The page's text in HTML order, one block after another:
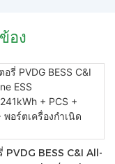
อง
PVDG BESS C&I All-